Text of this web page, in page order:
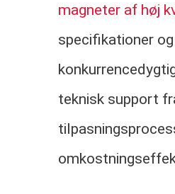
magneter af høj
specifikationer
teknisk support